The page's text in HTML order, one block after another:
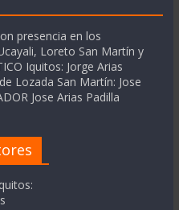
presencia en los
Loreto San Martín y
Iquitos: Jorge Arias
Lozada San Martín: Jose
Jose Arias Padilla